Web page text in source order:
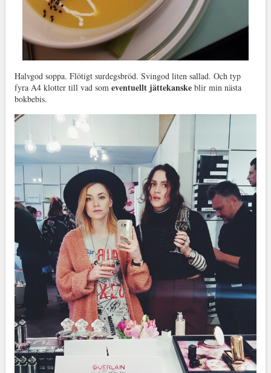
Halvgod soppa. Flötigt surdegsbröd. Svingod liten sallad. Och typ
fyra A4 klotter till vad som eventuellt jättekanske blir min nästa
bokbebis.